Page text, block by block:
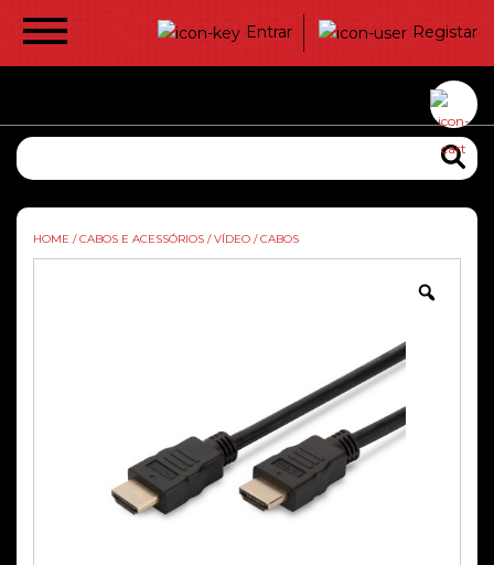
Entrar Registar
HOME / CABOS E ACESSÓRIOS / VÍDEO / CABOS